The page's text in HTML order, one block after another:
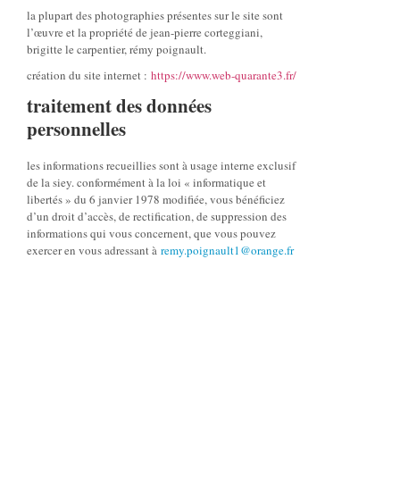
la plupart des photographies présentes sur le site sont
l’œuvre et la propriété de jean-pierre corteggiani,
brigitte le carpentier, rémy poignault.
création du site internet : https://www.web-quarante3.fr/
traitement des données
personnelles
les informations recueillies sont à usage interne exclusif
de la siey. conformément à la loi « informatique et
libertés » du 6 janvier 1978 modifiée, vous bénéficiez
d’un droit d’accès, de rectification, de suppression des
informations qui vous concernent, que vous pouvez
exercer en vous adressant à remy.poignault1@orange.fr